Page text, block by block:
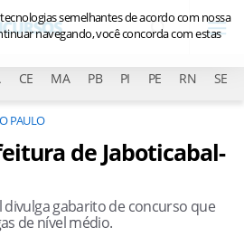
CE MA PB PI PE RN SE
PAULO
de Jaboticabal-
divulga gabarito de concurso que
de nível médio.
semelhantes de acordo com nossa
navegando, você concorda com estas